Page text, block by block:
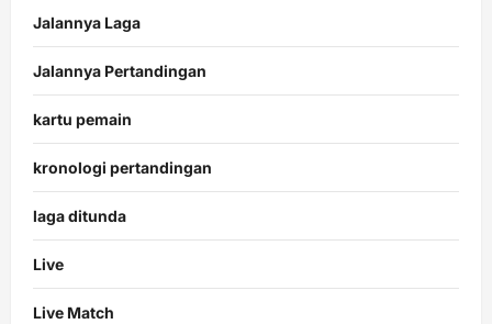
Jalannya Laga
Jalannya Pertandingan
kartu pemain
kronologi pertandingan
laga ditunda
Live
Live Match